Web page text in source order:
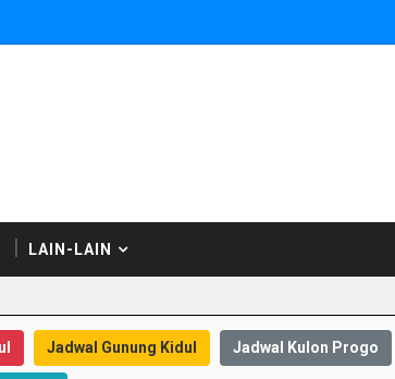
LAIN-LAIN
Jadwal Gunung Kidul Jadwal Kulon Progo